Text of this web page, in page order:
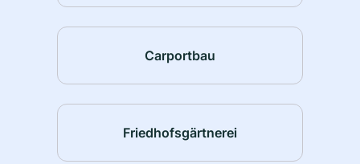
Carportbau
Friedhofsgärtnerei